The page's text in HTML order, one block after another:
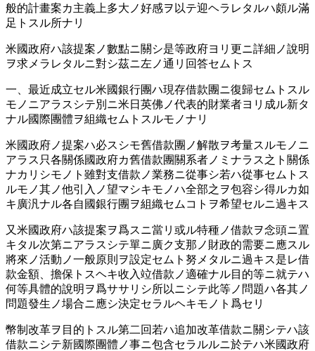
般的計畫案カ主義上多大ノ好感ヲ以テ迎ヘラレタルハ頗ル滿
足トスル所ナリ
米國政府ハ該提案ノ數點ニ關シ是等政府ヨリ更ニ詳細ノ說明
ヲ求メラレタルニ對シ茲ニ左ノ通リ回答セムトス
一、最近成立セル米國銀行團ハ現存借款團ニ復歸セムトスル
モノニアラスシテ別ニ米日英佛ノ代表的財業者ヨリ成ル新タ
ナル國際團體ヲ組織セムトスルモノナリ
米國政府ノ提案ハ必スシモ舊借款團ノ解散ヲ考量スルモノニ
アラス只各關係國政府カ舊借款團關系者ノミナラス之ト關係
ナカリシモノト雖對支借款ノ業務ニ從事シ若ハ從事セムトス
ルモノ其ノ他引入ノ望マシキモノハ全部之ヲ包容シ得ルカ如
キ廣汎ナル各自國銀行團ヲ組織セムコトヲ希望セルニ過キス
又米國政府ハ該提案ヲ爲スニ當リ或ル特種ノ借款ヲ念頭ニ置
キタル次第ニアラスシテ單ニ廣ク支那ノ財政的需要ニ應スル
將來ノ活動ノ一般原則ヲ設定セムト努メタルニ過キス是レ借
款金額、擔保トスヘキ收入竝借款ノ適確ナル目的等ニ就テハ
何等具體的說明ヲ爲ササリシ所以ニシテ此等ノ問題ハ各其ノ
問題發生ノ場合ニ應シ決定セラルヘキモノト爲セリ
幣制改革ヲ目的トスル第二回若ハ追加改革借款ニ關シテハ該
借款ニシテ新國際團體ノ事ニ包含セラルルニ於テハ米國政府